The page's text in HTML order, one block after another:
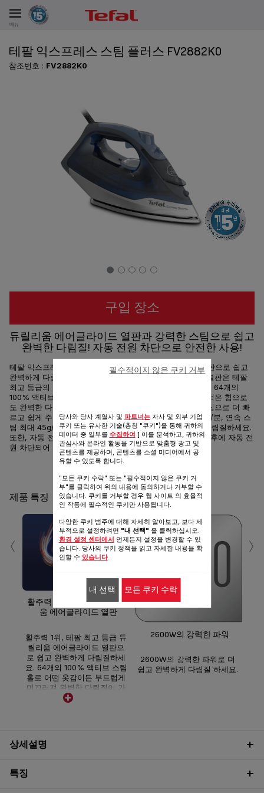
메뉴
테팔 익스프레스 스팀 플러스 FV2882K0
참조번호 : FV2882K0
구입 장소
듀릴리움 에어글라이드 열판과 강력한 스팀으로 쉽고
완벽한 다림질! 자동 전원 차단으로 안전한 사용!
테팔 익스프레스 스팀 플러스의 듀릴리움 에어글라이드 열판으로 쉽고
완벽하게 다림질하세요. 프랑스산 듀릴리움 에어글라이드 열판은 테팔
최고 등급의 열판으로 다림질을 더 쉽고 완벽하게 해줍니다. 64개의
100% 액티브 스팀홀로 어떤 옷감이든 부드럽게 미끄러져 적은 힘으로
도 완벽한 다림질이 가능합니다. 또한, 25% 더 많아진* 스팀으로 더 빠
르고 쉽게 주름을 제거할 수 있습니다. 순간 강력 스팀 210g/분, 연속 스
팀 최대 45g/분으로 강력하고 풍부한 스팀으로 완벽하게 다림질하세요.
또한, 자동 전원 차단 기능으로 수평은 30초, 수직은 8분 이후에 자동 전
원 차단되어 안전한 사용이 가능합니다.
제품 특징
활주력 1위! 프랑스산 듀릴리
움 에어글라이드 열판
활주력 1위, 테팔 최고 등급 듀
릴리움 에어글라이드 열판으
로 쉽고 완벽하게 다림질하세
요. 64개의 100% 액티브 스팀
홀로 어떤 옷감이든 부드럽게
미끄러져 완벽한 다림질이 가
능합니다.
2600W의 강력한 파워
2600W의 강력한 파워로 더
쉽고 완벽하게 다림질 하세요.
‹ ›
상세설명
특징
당사와 당사 계열사 및 파트너는자사 및 외부 기업
쿠키 또는 유사한 기술(총칭 "쿠키")을 통해 귀하의
데이터 중 일부를 수집하여 ] 이를 분석하고, 귀하의
관심사와 온라인 활동을 기반으로 맞춤형 광고 및
콘텐츠를 제공하며, 콘텐츠를 소셜 미디어에서 공
유할 수 있도록 합니다.
"모든 쿠키 수락" 또는 "필수적이지 않은 쿠키 거
부"를 클릭하여 위의 내용에 동의하거나 거부할 수
있습니다. 쿠키를 거부할 경우 웹 사이트 의 효율적
인 작동에 필수적인 쿠키만 사용됩니다.
다양한 쿠키 범주에 대해 자세히 알아보고, 보다 세
부적으로 설정하려면 "내 선택" 을 클릭하십시오.
환경 설정 센터에서 언제든지 설정을 변경할 수 있
습니다. 당사의 쿠키 정책을 읽고 자세한 내용을 확
인할 수 있습니다.
필수적이지 않은 쿠키 거부
내 선택 모든 쿠키 수락